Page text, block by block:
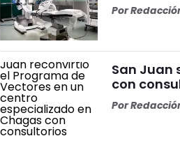
Por
San Juan
con
Por